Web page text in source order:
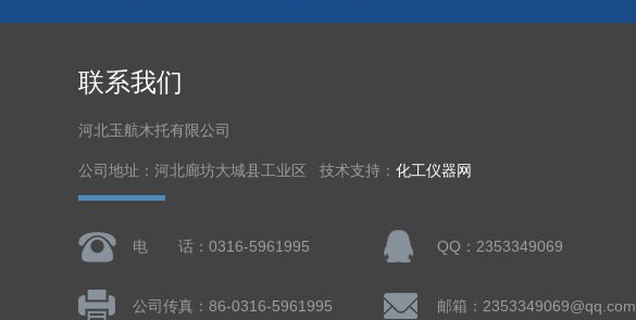
联系我们
河北玉航木托有限公司
公司地址：河北廊坊大城县工业区 技术支持： 化工仪器网
电 话：0316-5961995 QQ：2353349069
公司传真：86-0316-5961995 邮箱：2353349069@qq.com